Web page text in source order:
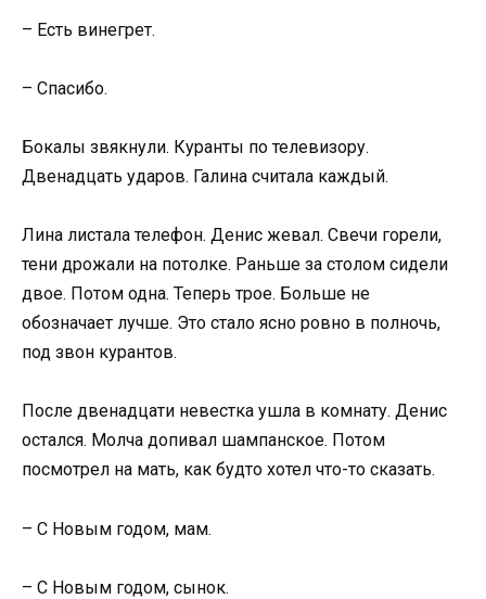
– Есть винегрет.
– Спасибо.
Бокалы звякнули. Куранты по телевизору.
Двенадцать ударов. Галина считала каждый.
Лина листала телефон. Денис жевал. Свечи горели,
тени дрожали на потолке. Раньше за столом сидели
двое. Потом одна. Теперь трое. Больше не
обозначает лучше. Это стало ясно ровно в полночь,
под звон курантов.
После двенадцати невестка ушла в комнату. Денис
остался. Молча допивал шампанское. Потом
посмотрел на мать, как будто хотел что-то сказать.
– С Новым годом, мам.
– С Новым годом, сынок.